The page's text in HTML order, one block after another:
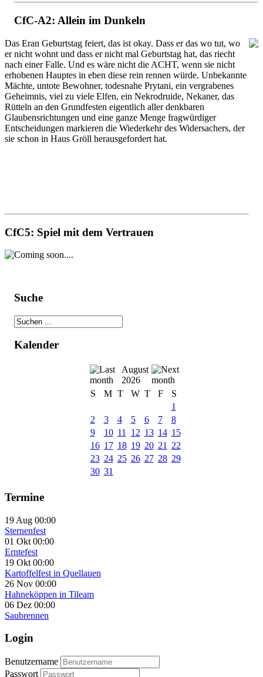
CfC-A2: Allein im Dunkeln
Das Eran Geburtstag feiert, das ist okay. Dass er das wo tut, wo
er nicht wohnt und dass er nicht mal Geburtstag hat, das riecht
nach einer Falle. Und es wäre nicht die ACHT, wenn sie nicht
erhobenen Hauptes in eben diese rein rennen würde. Unbekannte
Mächte, untote Bewohner, todesnahe Prytani, ein vergrabenes
Geheimnis, viel zu viele Elfen, ein Nekrodruide, Nekaner, das
Rütteln an den Grundfesten eigentlich aller denkbaren
Glaubensrichtungen und eine ganze Menge fragwürdiger
Entscheidungen markieren die Wiederkehr des Widersachers, der
sie schon in Haus Gröll herausgefordert hat.
CfC5: Spiel mit dem Vertrauen
Coming soon....
Suche
Kalender
August
2026
S
M T W T F
S
1
2
3 4 5 6 7
8
9
10 11 12 13 14 15
16 17 18 19 20 21
22
23 24 25 26 27 28 29
30 31
Termine
19 Aug 00:00
Sternenfest
01 Okt 00:00
Erntefest
19 Okt 00:00
Kartoffelfest in Quellauen
26 Nov 00:00
Hahneköppen in Tileam
06 Dez 00:00
Saubrennen
Login
Benutzername
Passwort